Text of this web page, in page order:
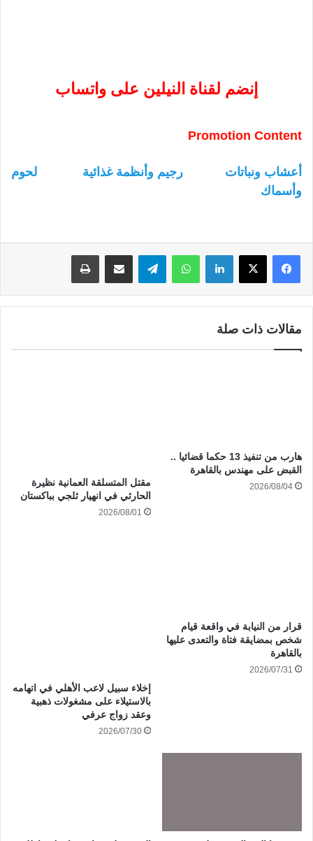
إنضم لقناة النيلين على واتساب
Promotion Content
أعشاب ونباتات رجيم وأنظمة غذائية
لحوم
وأسماك
لينكدإن واتساب
مقالات ذات صلة
هارب من تنفيذ 13 حكما قضائيا ..
القبض على مهندس بالقاهرة
2026/08/04
مقتل المتسلقة العمانية نظيرة
الحارثي في انهيار ثلجي بباكستان
2026/08/01
قرار من النيابة في واقعة قيام
شخص بمضايقة فتاة والتعدى عليها
بالقاهرة
2026/07/31
إخلاء سبيل لاعب الأهلي في اتهامه
بالاستيلاء على مشغولات ذهبية
وعقد زواج عرفي
2026/07/30